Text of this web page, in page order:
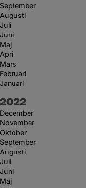
September
Augusti
Juli
Juni
Maj
April
Mars
Februari
Januari
År:
2022
December
November
Oktober
September
Augusti
Juli
Juni
Maj